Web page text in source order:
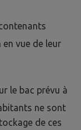
vue de leur
le bac prévu à
ne sont
de ces